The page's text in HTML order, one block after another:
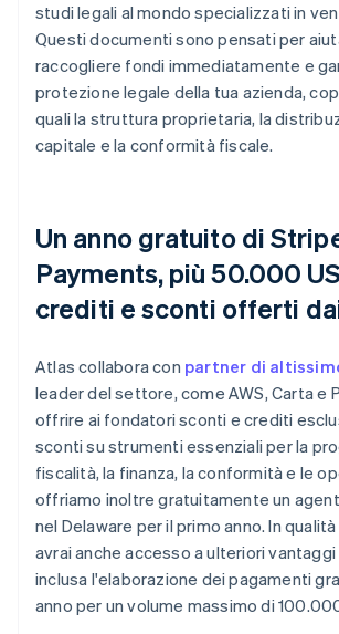
studi legali al mondo specializzati in
Questi documenti sono pensati per
raccogliere fondi immediatamente e
protezione legale della tua azienda,
quali la struttura proprietaria, la
capitale e la conformità fiscale.
Un anno gratuito di
Payments, più 50.000
crediti e sconti offerti
Atlas collabora con partner di
leader del settore, come AWS, Carta e
offrire ai fondatori sconti e crediti
sconti su strumenti essenziali per la
fiscalità, la finanza, la conformità e le
offriamo inoltre gratuitamente un
nel Delaware per il primo anno. In
avrai anche accesso a ulteriori
inclusa l'elaborazione dei pagamenti
anno per un volume massimo di